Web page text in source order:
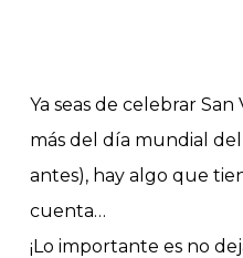
Ya seas de celebrar
más del día mundial
antes), hay algo que
cuenta…
¡Lo importante es no